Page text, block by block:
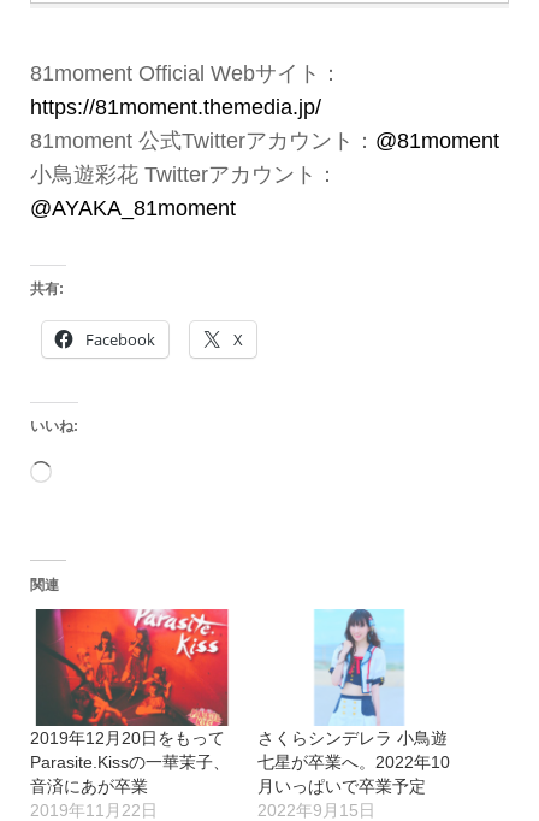
81moment Official Webサイト：
https://81moment.themedia.jp/
81moment 公式Twitterアカウント： @81moment
小鳥遊彩花 Twitterアカウント：
@AYAKA_81moment
共有:
Facebook X
いいね:
読
込
み
中…
関連
2019年12月20日をもって
Parasite.Kissの一華茉子、
音済にあが卒業
2019年11月22日
さくらシンデレラ 小鳥遊
七星が卒業へ。2022年10
月いっぱいで卒業予定
2022年9月15日